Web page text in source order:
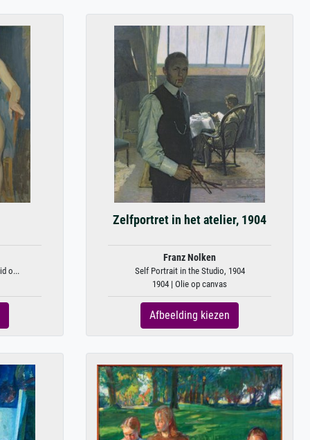
o...
Zelfportret in het atelier, 1904
Franz Nolken
Self Portrait in the Studio, 1904
1904 | Olie op canvas
Afbeelding kiezen